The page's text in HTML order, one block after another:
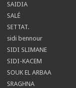
SAIDIA
SALÉ
SETTAT.
sidi bennour
SIDI SLIMANE
SIDI-KACEM
SOUK EL ARBAA
SRAGHNA